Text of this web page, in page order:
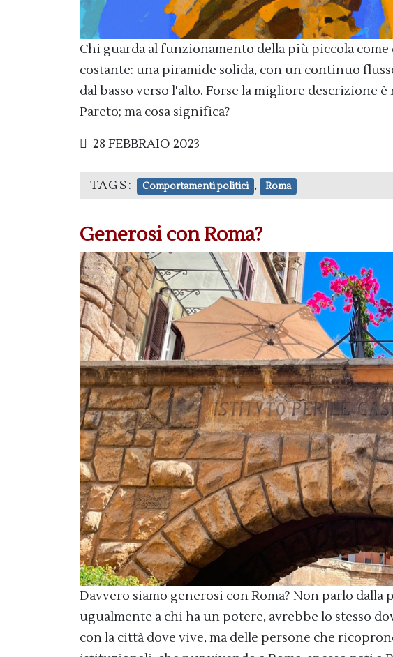
Chi guarda al funzionamento della più piccola
costante: una piramide solida, con un continuo
dal basso verso l'alto. Forse la migliore descrizione
Pareto; ma cosa significa?
28 FEBBRAIO 2023
TAGS: Comportamenti politici , Roma
Generosi con Roma?
Davvero siamo generosi con Roma? Non parlo
ugualmente a chi ha un potere, avrebbe lo stesso
con la città dove vive, ma delle persone che